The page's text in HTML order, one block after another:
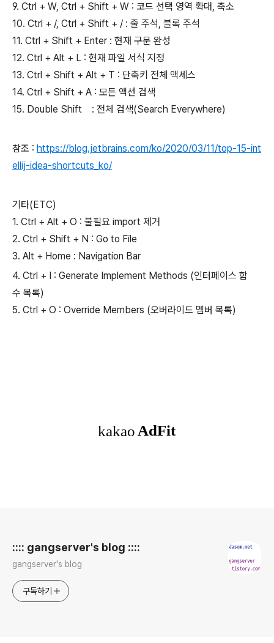
9. Ctrl + W, Ctrl + Shift + W : 코드 선택 영역 확대, 축소
10. Ctrl + /, Ctrl + Shift + / : 줄 주석, 블록 주석
11. Ctrl + Shift + Enter : 현재 구문 완성
12. Ctrl + Alt + L : 현재 파일 서식 지정
13. Ctrl + Shift + Alt + T : 단축키 전체 액세스
14. Ctrl + Shift + A : 모든 액션 검색
15. Double Shift : 전체 검색(Search Everywhere)
참조 : https://blog.jetbrains.com/ko/2020/03/11/top-15-int
ellij-idea-shortcuts_ko/
기타(ETC)
1. Ctrl + Alt + O : 불필요 import 제거
2. Ctrl + Shift + N : Go to File
3. Alt + Home : Navigation Bar
4. Ctrl + I : Generate Implement Methods (인터페이스 함
수 목록)
5. Ctrl + O : Override Members (오버라이드 멤버 목록)
:::: gangserver's blog ::::
gangserver's blog
구독하기